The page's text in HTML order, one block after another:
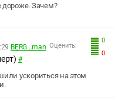
дороже. Зачем?
0
0
Оценить:
BERG...man
#
ускориться на этом